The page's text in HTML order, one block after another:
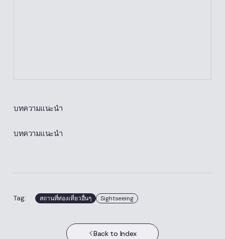
บทความแนะนำ
บทความแนะนำ
Tag: สถานที่ท่องเที่ยวอื่นๆ Sightseeing
Back to Index